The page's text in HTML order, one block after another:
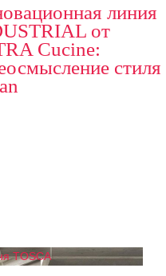
линия
от
Cucine:
стиля
TOSCA